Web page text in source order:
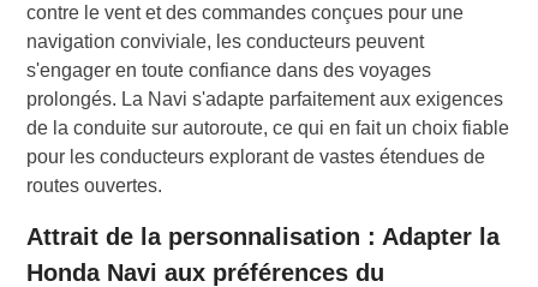
contre le vent et des commandes conçues pour une
navigation conviviale, les conducteurs peuvent
s'engager en toute confiance dans des voyages
prolongés. La Navi s'adapte parfaitement aux exigences
de la conduite sur autoroute, ce qui en fait un choix fiable
pour les conducteurs explorant de vastes étendues de
routes ouvertes.
Attrait de la personnalisation : Adapter la
Honda Navi aux préférences du